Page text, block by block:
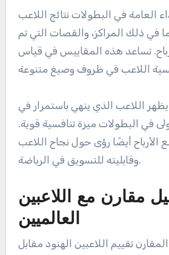
العامة في البطولات نتائج اللاعب
في ذلك المراكز، والقصات التي تم
تساعد هذه المقاييس في قياس
اللاعب الذي ينهي باستمرار في
في البطولات ميزة تنافسية قوية.
الأرباح أيضًا رؤى حول نجاح اللاعب
وقابليته للتسويق في الرياضة.
مقارن مع اللاعبين
العالميين
تقييم اللاعبين الهنود مقابل